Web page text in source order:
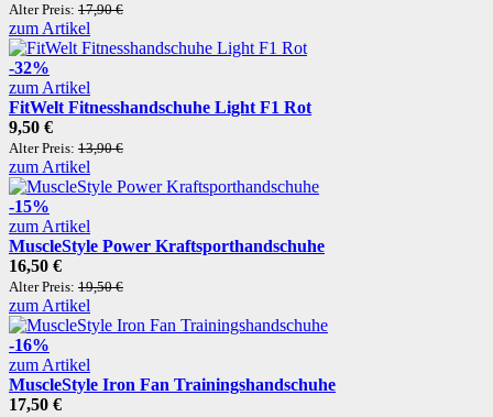
Alter Preis: 17,90 €
zum Artikel
-32%
zum Artikel
FitWelt Fitnesshandschuhe Light F1 Rot
9,50 €
Alter Preis: 13,90 €
zum Artikel
-15%
zum Artikel
MuscleStyle Power Kraftsporthandschuhe
16,50 €
Alter Preis: 19,50 €
zum Artikel
-16%
zum Artikel
MuscleStyle Iron Fan Trainingshandschuhe
17,50 €